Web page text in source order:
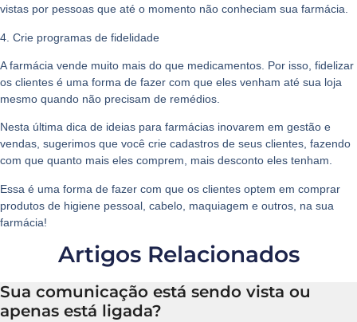
vistas por pessoas que até o momento não conheciam sua farmácia.
4. Crie programas de fidelidade
A farmácia vende muito mais do que medicamentos. Por isso, fidelizar
os clientes é uma forma de fazer com que eles venham até sua loja
mesmo quando não precisam de remédios.
Nesta última dica de ideias para farmácias inovarem em gestão e
vendas, sugerimos que você crie cadastros de seus clientes, fazendo
com que quanto mais eles comprem, mais desconto eles tenham.
Essa é uma forma de fazer com que os clientes optem em comprar
produtos de higiene pessoal, cabelo, maquiagem e outros, na sua
farmácia!
Artigos Relacionados
Sua comunicação está sendo vista ou
apenas está ligada?